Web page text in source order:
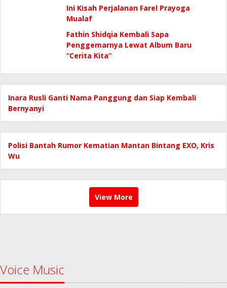
Ini Kisah Perjalanan Farel Prayoga
Mualaf
Fathin Shidqia Kembali Sapa
Penggemarnya Lewat Album Baru
“Cerita Kita”
Inara Rusli Ganti Nama Panggung dan Siap Kembali
Bernyanyi
Polisi Bantah Rumor Kematian Mantan Bintang EXO, Kris
Wu
View More
Voice Music